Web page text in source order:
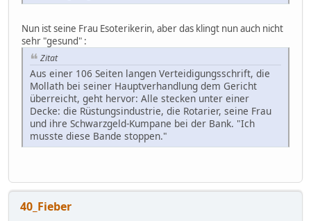
Nun ist seine Frau Esoterikerin, aber das klingt nun auch nicht
sehr "gesund" :
Zitat
Aus einer 106 Seiten langen Verteidigungsschrift, die
Mollath bei seiner Hauptverhandlung dem Gericht
überreicht, geht hervor: Alle stecken unter einer
Decke: die Rüstungsindustrie, die Rotarier, seine Frau
und ihre Schwarzgeld-Kumpane bei der Bank. "Ich
musste diese Bande stoppen."
40_Fieber